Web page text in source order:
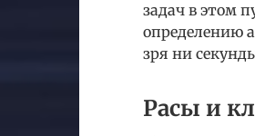
задач в этом
определению
зря ни
Расы и